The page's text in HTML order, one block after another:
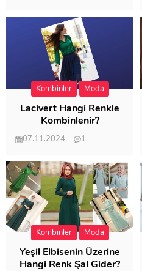
Kombinler Moda
Lacivert Hangi Renkle
Kombinlenir?
07.11.2024
1
Kombinler Moda
Yeşil Elbisenin Üzerine
Hangi Renk Şal Gider?